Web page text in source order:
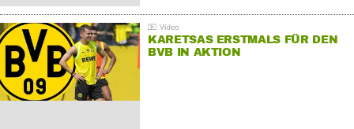
KARETSAS ERSTMALS FÜR DEN
BVB IN AKTION